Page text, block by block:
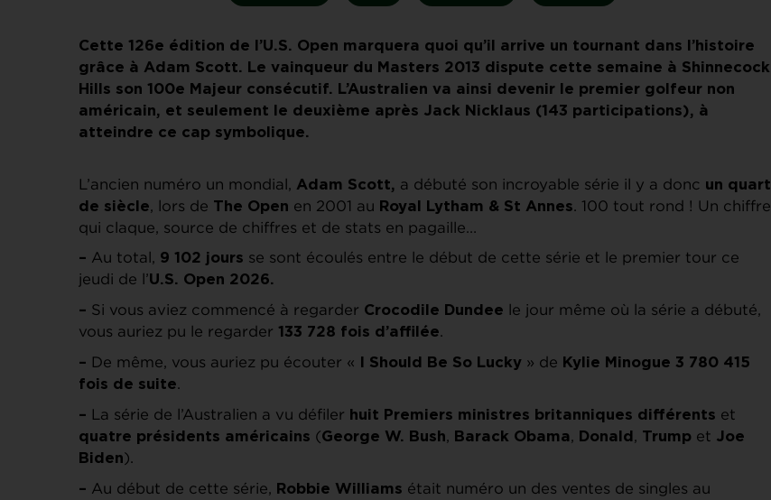
Cette 126e édition de l’U.S. Open marquera quoi qu’il arrive un tournant dans l’histoire
grâce à Adam Scott. Le vainqueur du Masters 2013 dispute cette semaine à Shinnecock
Hills son 100e Majeur consécutif. L’Australien va ainsi devenir le premier golfeur non
américain, et seulement le deuxième après Jack Nicklaus (143 participations), à
atteindre ce cap symbolique.
L’ancien numéro un mondial, Adam Scott, a débuté son incroyable série il y a donc un quart
de siècle, lors de The Open en 2001 au Royal Lytham & St Annes. 100 tout rond ! Un chiffre
qui claque, source de chiffres et de stats en pagaille…
– Au total, 9 102 jours se sont écoulés entre le début de cette série et le premier tour ce
jeudi de l’U.S. Open 2026.
– Si vous aviez commencé à regarder Crocodile Dundee le jour même où la série a débuté,
vous auriez pu le regarder 133 728 fois d’affilée.
– De même, vous auriez pu écouter « I Should Be So Lucky » de Kylie Minogue 3 780 415
fois de suite.
– La série de l’Australien a vu défiler huit Premiers ministres britanniques différents et
quatre présidents américains (George W. Bush, Barack Obama, Donald , Trump et Joe
Biden).
– Au début de cette série, Robbie Williams était numéro un des ventes de singles au